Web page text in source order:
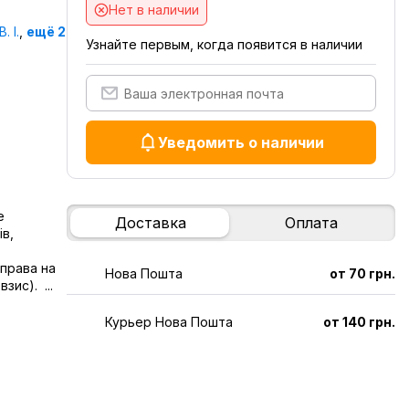
І. ещё 2
на
...
Нет в наличии
Узнайте первым, когда появится в наличии
Уведомить о наличии
Доставка Оплата
Нова Пошта от 70 грн.
Курьер Нова Пошта от 140 грн.